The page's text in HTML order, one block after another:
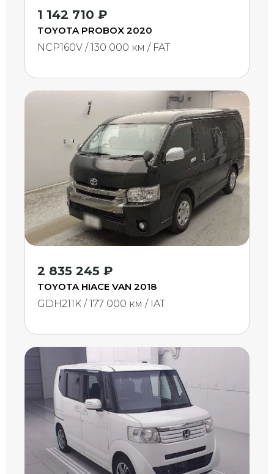
1 142 710 ₽
TOYOTA PROBOX 2020
NCP160V / 130 000 км / FAT
2 835 245 ₽
TOYOTA HIACE VAN 2018
GDH211K / 177 000 км / IAT